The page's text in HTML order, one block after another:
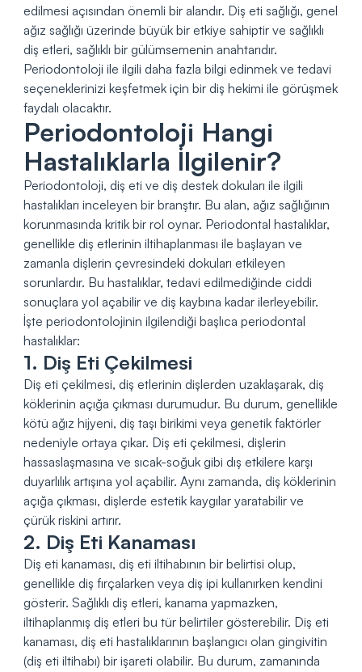
edilmesi açısından önemli bir alandır. Diş eti sağlığı, genel
ağız sağlığı üzerinde büyük bir etkiye sahiptir ve sağlıklı
diş etleri, sağlıklı bir gülümsemenin anahtarıdır.
Periodontoloji ile ilgili daha fazla bilgi edinmek ve tedavi
seçeneklerinizi keşfetmek için bir diş hekimi ile görüşmek
faydalı olacaktır.
Periodontoloji Hangi
Hastalıklarla İlgilenir?
Periodontoloji, diş eti ve diş destek dokuları ile ilgili
hastalıkları inceleyen bir branştır. Bu alan, ağız sağlığının
korunmasında kritik bir rol oynar. Periodontal hastalıklar,
genellikle diş etlerinin iltihaplanması ile başlayan ve
zamanla dişlerin çevresindeki dokuları etkileyen
sorunlardır. Bu hastalıklar, tedavi edilmediğinde ciddi
sonuçlara yol açabilir ve diş kaybına kadar ilerleyebilir.
İşte periodontolojinin ilgilendiği başlıca periodontal
hastalıklar:
1. Diş Eti Çekilmesi
Diş eti çekilmesi, diş etlerinin dişlerden uzaklaşarak, diş
köklerinin açığa çıkması durumudur. Bu durum, genellikle
kötü ağız hijyeni, diş taşı birikimi veya genetik faktörler
nedeniyle ortaya çıkar. Diş eti çekilmesi, dişlerin
hassaslaşmasına ve sıcak-soğuk gibi dış etkilere karşı
duyarlılık artışına yol açabilir. Aynı zamanda, diş köklerinin
açığa çıkması, dişlerde estetik kaygılar yaratabilir ve
çürük riskini artırır.
2. Diş Eti Kanaması
Diş eti kanaması, diş eti iltihabının bir belirtisi olup,
genellikle diş fırçalarken veya diş ipi kullanırken kendini
gösterir. Sağlıklı diş etleri, kanama yapmazken,
iltihaplanmış diş etleri bu tür belirtiler gösterebilir. Diş eti
kanaması, diş eti hastalıklarının başlangıcı olan gingivitin
(diş eti iltihabı) bir işareti olabilir. Bu durum, zamanında